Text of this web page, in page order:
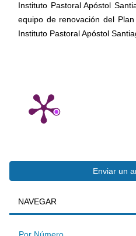
Instituto Pastoral Apóstol
equipo de renovación del
Instituto Pastoral Apóstol
Enviar
un
Enviar un
BUSQUEDA
NAVEGAR